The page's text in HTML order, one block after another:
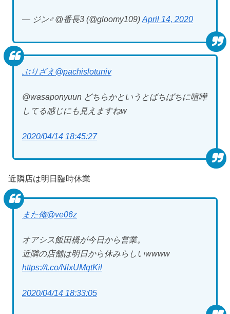
— ジン♂@番長3 (@gloomy109) April 14, 2020
ぶりざえ@pachislotuniv
@wasaponyuun どちらかというとばちばちに喧嘩
してる感じにも見えますねw
2020/04/14 18:45:27
近隣店は明日臨時休業
また俺@ve06z
オアシス飯田橋が今日から営業。
近隣の店舗は明日から休みらしいwwww
https://t.co/NlxUMqtKil
2020/04/14 18:33:05